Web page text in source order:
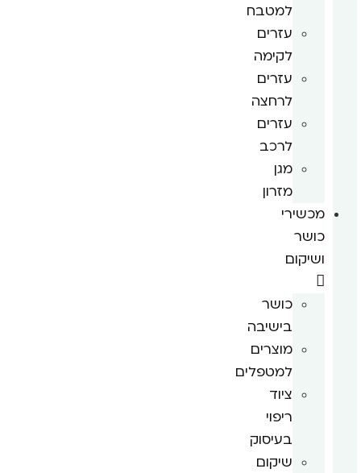
למטבח
עזרים
לקימה
עזרים
לרחצה
עזרים
לרכב
מגן
מזרון
מכשירי
כושר
ושיקום
כושר
בישיבה
מוצרים
למטפלים
ציוד
ריפוי
בעיסוק
שיקום